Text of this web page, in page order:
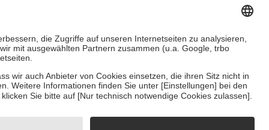
Zuzahlungen an bei: